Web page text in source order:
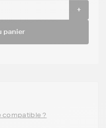
+
panier
compatible ?